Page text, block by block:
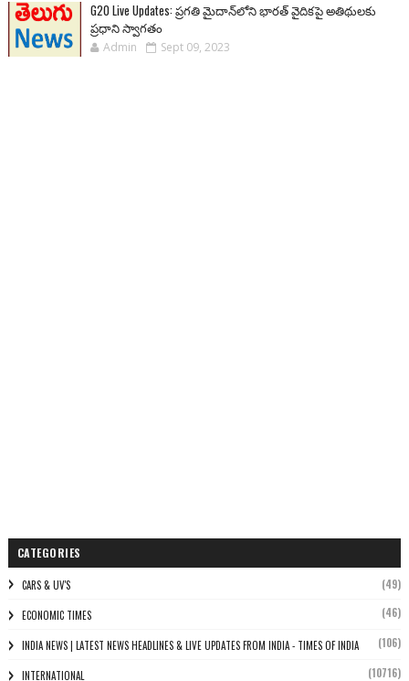
G20 Live Updates: ప్రగతి మైదాన్‌లోని భారత్ వైదికపై అతిథులకు
ప్రధాని స్వాగతం
Admin Sept 09, 2023
CATEGORIES
CARS & UV'S (49)
ECONOMIC TIMES (46)
INDIA NEWS | LATEST NEWS HEADLINES & LIVE UPDATES FROM INDIA - TIMES OF INDIA (106)
INTERNATIONAL (10716)